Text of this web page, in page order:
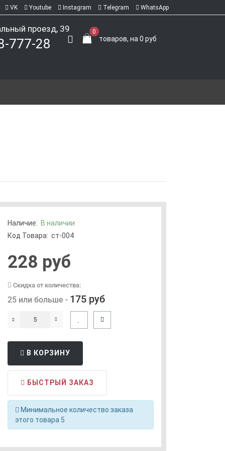
VK Youtube Instagram Telegram WhatsApp
0
товаров, на 0 руб
проезд, 39
777-28
Наличие: В наличии
Код Товара: ст-004
228 руб
Скидка от количества:
25 или больше - 175 руб
В КОРЗИНУ
БЫСТРЫЙ ЗАКАЗ
Минимальное количество заказа
этого товара 5